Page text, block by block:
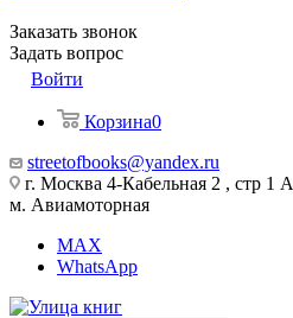
Заказать звонок
Задать вопрос
Войти
Корзина0
streetofbooks@yandex.ru
г. Москва 4-Кабельная 2 , стр 1 А
м. Авиамоторная
MAX
WhatsApp